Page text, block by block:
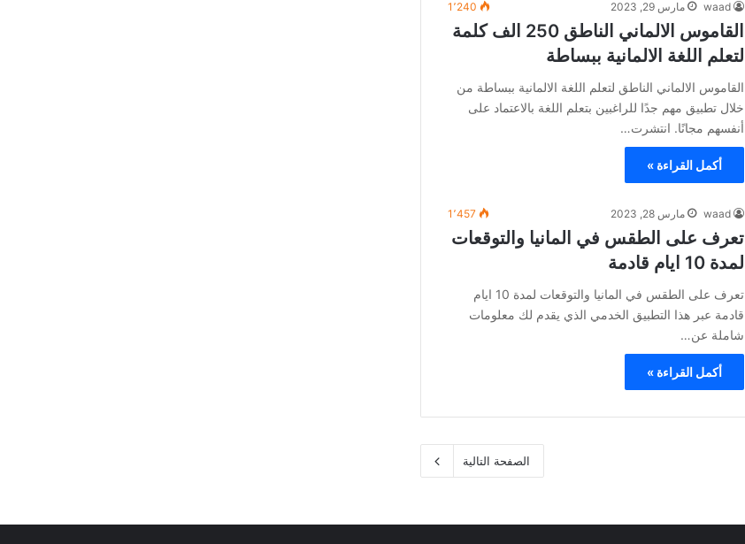
waad مارس 29, 2023 1٬240
القاموس الالماني الناطق 250 الف كلمة
لتعلم اللغة الالمانية ببساطة
القاموس الالماني الناطق لتعلم اللغة الالمانية ببساطة من
خلال تطبيق مهم جدًا للراغبين بتعلم اللغة بالاعتماد على
أنفسهم مجانًا. انتشرت…
أكمل القراءة »
waad مارس 28, 2023 1٬457
تعرف على الطقس في المانيا والتوقعات
لمدة 10 ايام قادمة
تعرف على الطقس في المانيا والتوقعات لمدة 10 ايام
قادمة عبر هذا التطبيق الخدمي الذي يقدم لك معلومات
شاملة عن…
أكمل القراءة »
الصفحة التالية